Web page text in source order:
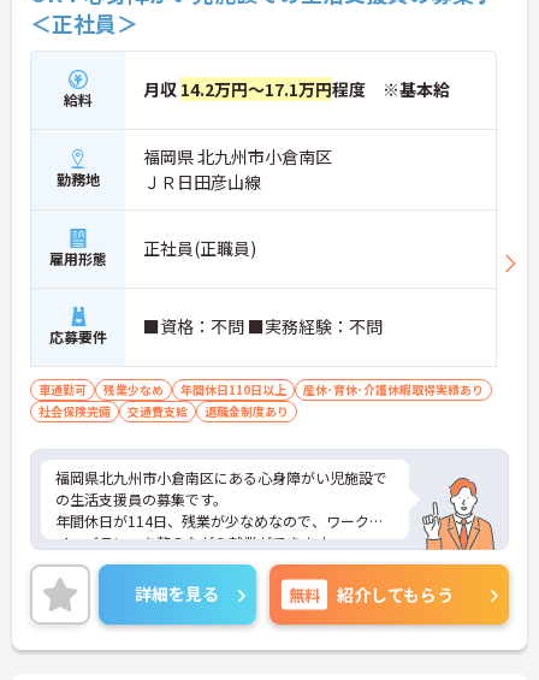
＜正社員＞
給料 月収 14.2万円～17.1万円程度 ※基本給
勤務地
福岡県 北九州市小倉南区
ＪＲ日田彦山線
雇用形態 正社員(正職員)
応募要件 ■資格：不問 ■実務経験：不問
車通勤可 残業少なめ 年間休日110日以上
産休･育休･介護休暇取得実績あり
社会保険完備
交通費支給 退職金制度あり
福岡県北九州市小倉南区にある心身障がい児施設で
の生活支援員の募集です。
年間休日が114日、残業が少なめなので、ワークラ
イフバランスを整えながら就業ができます。
ご興味のある方には、面接対策ポイントなど、さら
に詳細をお話しいたしますのでお気軽にご相談くだ
さい！
詳細を見る 無料 紹介してもらう